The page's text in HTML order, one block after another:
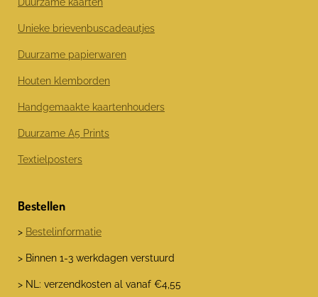
Unieke brievenbuscadeautjes
Duurzame papierwaren
Houten klemborden
Handgemaakte kaartenhouders
Duurzame A5 Prints
Textielposters
Bestellen
> Bestelinformatie
> Binnen 1-3 werkdagen verstuurd
> NL: verzendkosten al vanaf €4,55